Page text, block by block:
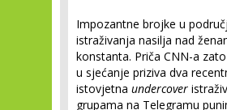
Impozantne brojke u
istraživanja nasilja nad
konstanta. Priča CNN-a
u sjećanje priziva dva
istovjetna undercover
grupama na Telegramu